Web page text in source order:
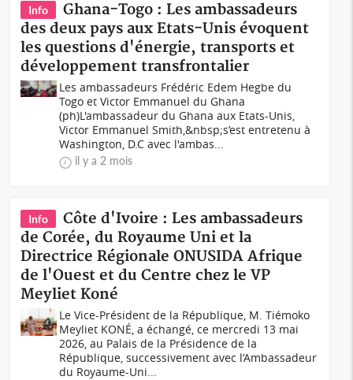
Info
Ghana-Togo : Les ambassadeurs
des deux pays aux Etats-Unis évoquent
les questions d'énergie, transports et
développement transfrontalier
Les ambassadeurs Frédéric Edem Hegbe du
Togo et Victor Emmanuel du Ghana
(ph)L'ambassadeur du Ghana aux Etats-Unis,
Victor Emmanuel Smith,&nbsp;s’est entretenu à
Washington, D.C avec l'ambas...
il y a 2 mois
Info
Côte d'Ivoire : Les ambassadeurs
de Corée, du Royaume Uni et la
Directrice Régionale ONUSIDA Afrique
de l'Ouest et du Centre chez le VP
Meyliet Koné
Le Vice-Président de la République, M. Tiémoko
Meyliet KONÉ, a échangé, ce mercredi 13 mai
2026, au Palais de la Présidence de la
République, successivement avec l’Ambassadeur
du Royaume-Uni...